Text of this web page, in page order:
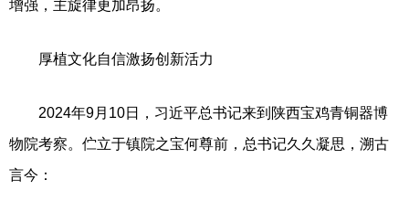
增强，主旋律更加昂扬。
厚植文化自信激扬创新活力
2024年9月10日，习近平总书记来到陕西宝鸡青铜器博
物院考察。伫立于镇院之宝何尊前，总书记久久凝思，溯古
言今：